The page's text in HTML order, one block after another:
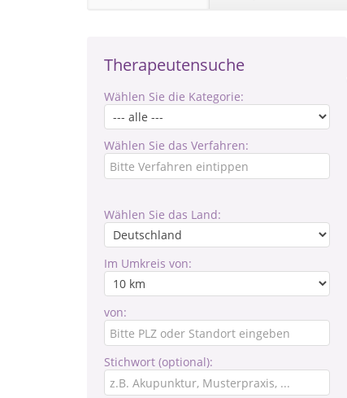
Therapeutensuche
Wählen Sie die Kategorie:
Wählen Sie das Verfahren:
Wählen Sie das Land:
Im Umkreis von:
von:
Stichwort (optional):